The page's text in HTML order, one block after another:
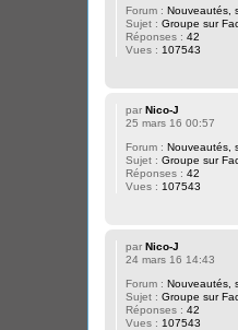
Forum : Nouveautés,
Sujet : Groupe sur
Réponses : 42
Vues : 107543
par Nico-J
25 mars 16 00:57
Forum : Nouveautés,
Sujet : Groupe sur
Réponses : 42
Vues : 107543
par Nico-J
24 mars 16 14:43
Forum : Nouveautés,
Sujet : Groupe sur
Réponses : 42
Vues : 107543